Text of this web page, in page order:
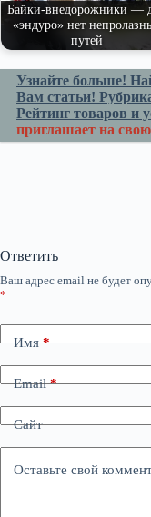
Байки-внедорожники —
«эндуро» нет
путей
Узнайте больше!
Вам статьи!
Рейтинг товаров и
приглашает на
Ответить
Ваш адрес email не будет
*
Имя*
Email*
Сайт
Оставьте свой